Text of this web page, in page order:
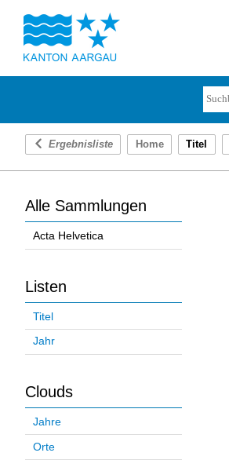
Ergebnisliste Home Titel
Alle Sammlungen
Acta Helvetica
Listen
Titel
Jahr
Clouds
Jahre
Orte